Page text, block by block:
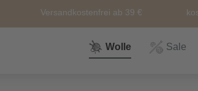
Versandkostenfrei ab 39 €
Wolle Sale